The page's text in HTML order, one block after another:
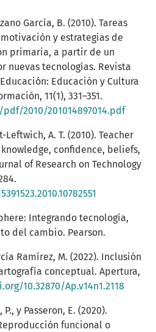
García, B. (2010). Tareas
y estrategias de
primaria, a partir de un
nuevas tecnologías. Revista
Educación y Cultura
11(1), 331–351.
2010/201014897014.pdf
A. T. (2010). Teacher
confidence, beliefs,
of Research on Technology
Integrando tecnología,
del cambio. Pearson.
Ramírez, M. (2022). Inclusión
conceptual. Apertura,
10.32870/Ap.v14n1.2118
y Passeron, E. (2020).
funcional o